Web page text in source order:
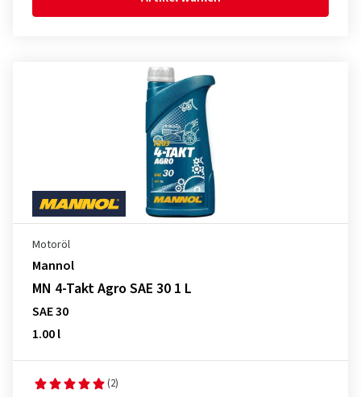
Motoröl
Mannol
MN 4-Takt Agro SAE 30 1 L
SAE 30
1.00 l
(2)